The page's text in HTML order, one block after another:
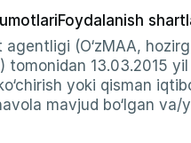
Foydalanish
(O‘zMAA,
13.03.2015
yoki qisman
mavjud bo‘lgan